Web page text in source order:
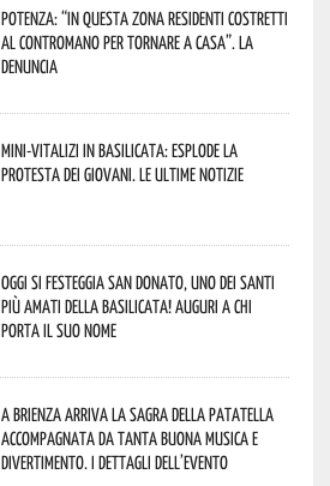
Potenza: “In questa zona residenti costretti
al contromano per tornare a casa”. La
denuncia
Mini-vitalizi in Basilicata: esplode la
protesta dei giovani. Le ultime notizie
Oggi si festeggia San Donato, uno dei Santi
più amati della Basilicata! Auguri a chi
porta il suo nome
A Brienza arriva la Sagra della Patatella
accompagnata da tanta buona musica e
divertimento. I dettagli dell’evento